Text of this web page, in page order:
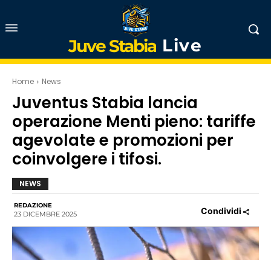
Juve Stabia Live
Home News
Juventus Stabia lancia
operazione Menti pieno: tariffe
agevolate e promozioni per
coinvolgere i tifosi.
NEWS
REDAZIONE
23 DICEMBRE 2025 Condividi